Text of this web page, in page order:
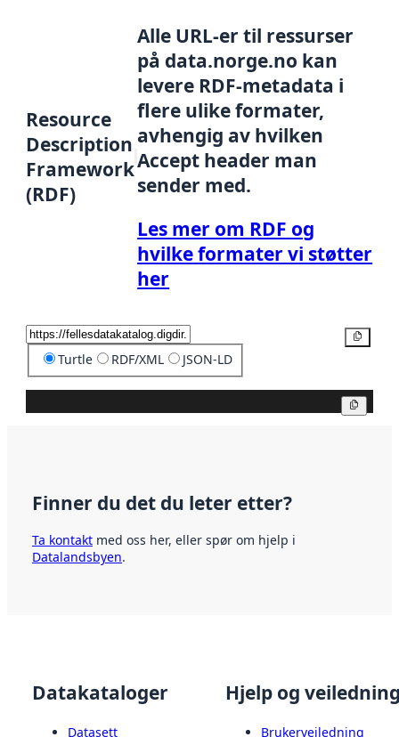
Resource
Description
Framework
(RDF)
Alle URL-er til ressurser
på data.norge.no kan
levere RDF-metadata i
flere ulike formater,
avhengig av hvilken
Accept header man
sender med.
Les mer om RDF og
hvilke formater vi støtter
her
Turtle RDF/XML JSON-LD
Finner du det du leter etter?
Ta kontakt med oss her, eller spør om hjelp i
Datalandsbyen.
Datakataloger
Datasett
Hjelp og
Brukerveiledning